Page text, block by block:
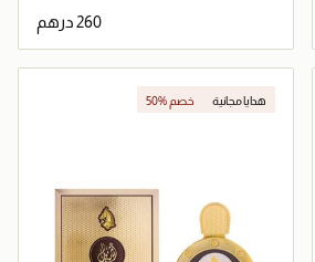
جاري تحميل التفاصيل
هدايا مجانية 50% خصم